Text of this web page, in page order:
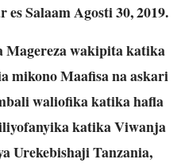
Salaam Agosti 30, 2019.
Magereza wakipita katika
mikonoMaafisa na askari
waliofika katika hafla
katika Viwanja
Urekebishaji Tanzania,